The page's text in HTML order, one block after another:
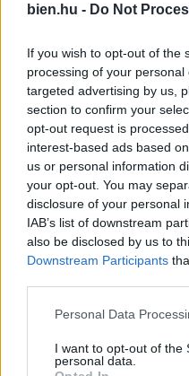
bien.hu - Do Not
If you wish to opt-out of the
processing of your
targeted advertising by us,
section to confirm your
opt-out request is
interest-based ads based
us or personal information
your opt-out. You may
disclosure of your personal
IAB’s list of downstream
also be disclosed by us to
Downstream Participants
Please note that this
not limited to your visit or
grant or deny consent to
Personal Data
I want to opt-out of the
personal data.
tökéletes
Ezeket olvassák